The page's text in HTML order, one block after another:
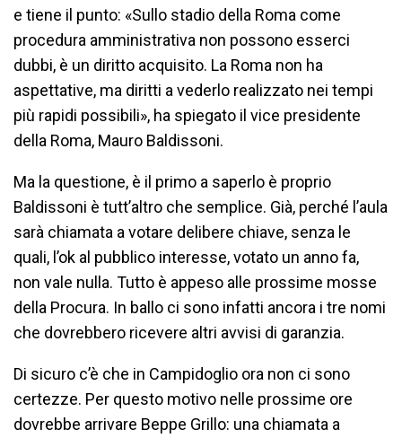
e tiene il punto: «Sullo stadio della Roma come
procedura amministrativa non possono esserci
dubbi, è un diritto acquisito. La Roma non ha
aspettative, ma diritti a vederlo realizzato nei tempi
più rapidi possibili», ha spiegato il vice presidente
della Roma, Mauro Baldissoni.
Ma la questione, è il primo a saperlo è proprio
Baldissoni è tutt’altro che semplice. Già, perché l’aula
sarà chiamata a votare delibere chiave, senza le
quali, l’ok al pubblico interesse, votato un anno fa,
non vale nulla. Tutto è appeso alle prossime mosse
della Procura. In ballo ci sono infatti ancora i tre nomi
che dovrebbero ricevere altri avvisi di garanzia.
Di sicuro c’è che in Campidoglio ora non ci sono
certezze. Per questo motivo nelle prossime ore
dovrebbe arrivare Beppe Grillo: una chiamata a